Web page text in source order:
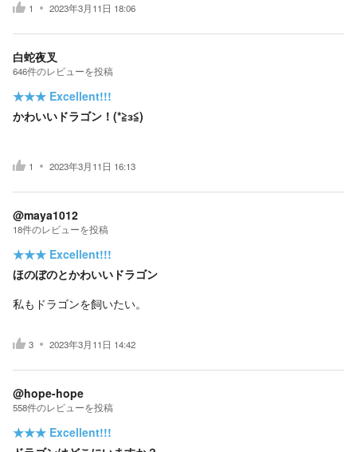
1 2023年3月11日 18:06
白蛇夜叉
646件のレビューを投稿
★★★ Excellent!!!
かわいいドラゴン！(*≧з≦)
1 2023年3月11日 16:13
@maya1012
18件のレビューを投稿
★★★ Excellent!!!
ほのぼのとかわいいドラゴン
私もドラゴンを飼いたい。
3 2023年3月11日 14:42
@hope-hope
558件のレビューを投稿
★★★ Excellent!!!